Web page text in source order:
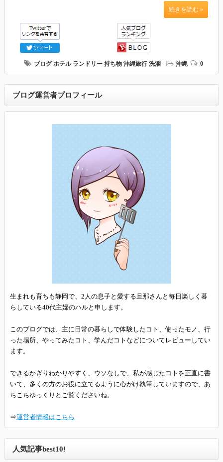
続きを読む »
ブログ ホテル ランドリー 持ち物 沖縄旅行 洗濯 沖縄 0
ブログ運営者プロフィール
生まれも育ちも静岡で、2人の息子と愛する旦那さんと毎日楽しく暮
らしている40代主婦のハルと申します。
このブログでは、主に日常の暮らしで体験したコト、使ったモノ、行
った場所、やってみたコト、学んだコトなどについてレビューしてい
ます。
できるかぎりわかりやすく、ウソなしで、私が感じたコトを正直に書
いて、多くの方のお役に立てるように心がけ執筆していますので、あ
ちこちゆっくりとご覧くださいね。
⇒運営者情報はこちら
人気記事best10!